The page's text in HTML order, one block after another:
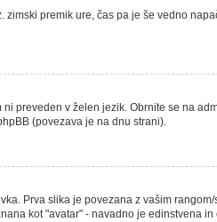
premik ure, čas pa je še vedno
preveden v želen jezik. Obrnite se na
(povezava je na dnu strani).
Prva slika je povezana z vašim
kot "avatar" - navadno je edinstvena